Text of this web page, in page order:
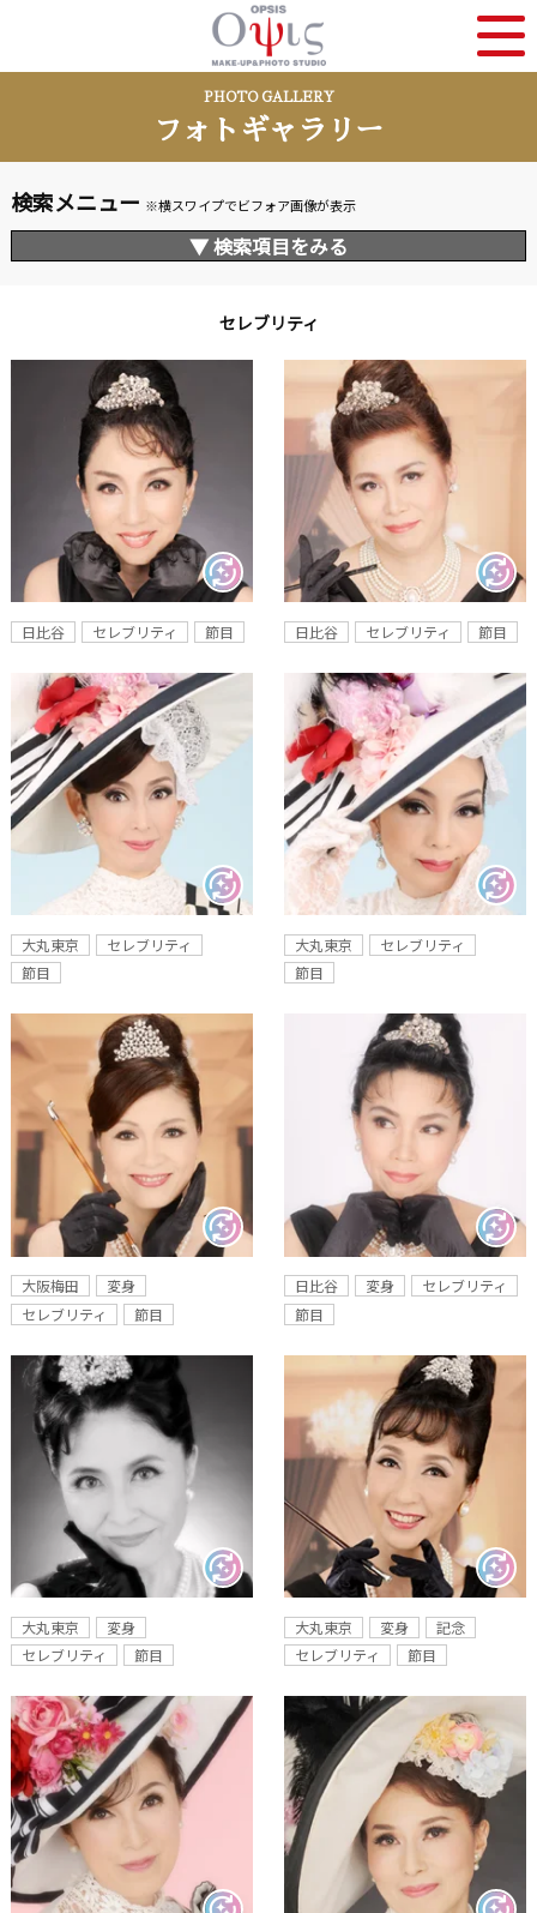
PHOTO GALLERY
フォトギャラリー
検索メニュー ※横スワイプでビフォア画像が表示
▼ 検索項目をみる
セレブリティ
日比谷 セレブリティ 節目 日比谷 セレブリティ 節目
大丸東京
セレブリティ
節目
大丸東京
セレブリティ
節目
大阪梅田
変身
セレブリティ
節目
日比谷 変身
セレブリティ
節目
大丸東京
変身
セレブリティ
節目
大丸東京 変身
記念
セレブリティ
節目